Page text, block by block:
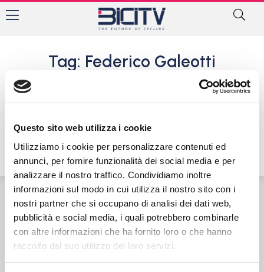
Questo sito web utilizza i cookie
Utilizziamo i cookie per personalizzare contenuti ed
annunci, per fornire funzionalità dei social media e per
analizzare il nostro traffico. Condividiamo inoltre
informazioni sul modo in cui utilizza il nostro sito con i
nostri partner che si occupano di analisi dei dati web,
pubblicità e social media, i quali potrebbero combinarle
con altre informazioni che ha fornito loro o che hanno
raccolto dal suo utilizzo dei loro servizi.
Tag: Federico Galeotti
Ecco il Team Casano 2020, in
attesa della prima
9 Marzo 2020